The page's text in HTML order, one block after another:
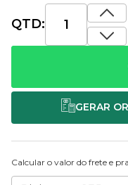
QTD:
Calcular o valor do frete e